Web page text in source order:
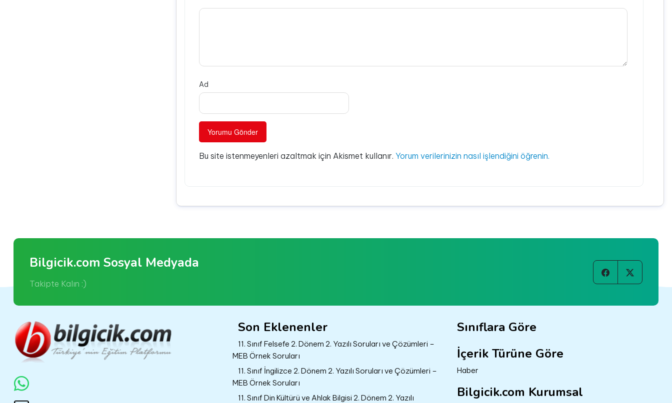
Ad
Bu site istenmeyenleri azaltmak için Akismet kullanır. Yorum verilerinizin nasıl işlendiğini öğrenin.
Bilgicik.com Sosyal Medyada
Takipte Kalın :)
Son Eklenenler
11. Sınıf Felsefe 2. Dönem 2. Yazılı Soruları ve Çözümleri –
MEB Örnek Soruları
11. Sınıf İngilizce 2. Dönem 2. Yazılı Soruları ve Çözümleri –
MEB Örnek Soruları
11. Sınıf Din Kültürü ve Ahlak Bilgisi 2. Dönem 2. Yazılı
Sınıflara Göre
İçerik Türüne Göre
Haber
Bilgicik.com Kurumsal